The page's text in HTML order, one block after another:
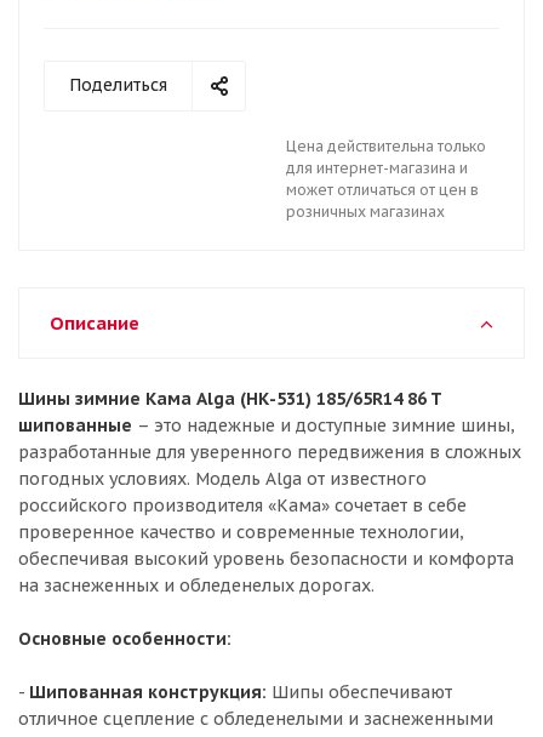
Поделиться
Цена действительна только
для интернет-магазина и
может отличаться от цен в
розничных магазинах
Описание
Шины зимние Кама Alga (НК-531) 185/65R14 86 T
шипованные – это надежные и доступные зимние шины,
разработанные для уверенного передвижения в сложных
погодных условиях. Модель Alga от известного
российского производителя «Кама» сочетает в себе
проверенное качество и современные технологии,
обеспечивая высокий уровень безопасности и комфорта
на заснеженных и обледенелых дорогах.
Основные особенности:
- Шипованная конструкция: Шипы обеспечивают
отличное сцепление с обледенелыми и заснеженными